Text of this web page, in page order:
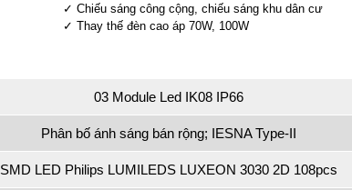
✓ Chiếu sáng công cộng, chiếu sáng khu dân cư
✓ Thay thế đèn cao áp 70W, 100W
03 Module Led IK08 IP66
Phân bố ánh sáng bán rộng; IESNA Type-II
SMD LED Philips LUMILEDS LUXEON 3030 2D 108pcs